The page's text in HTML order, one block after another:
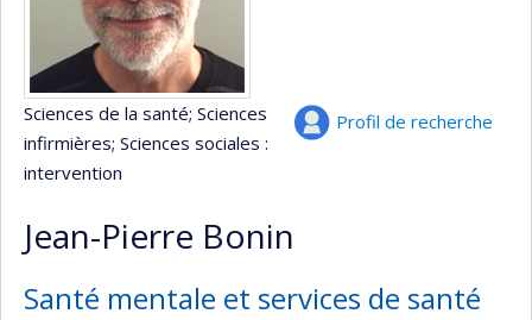
Profil de recherche
Sciences de la santé; Sciences
infirmières; Sciences sociales :
intervention
Jean-Pierre Bonin
Santé mentale et services de santé